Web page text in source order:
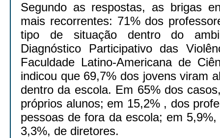
Segundo as respostas, as brigas
mais recorrentes: 71% dos
tipo de situação dentro do
Diagnóstico Participativo das
Faculdade Latino-Americana de
indicou que 69,7% dos jovens viram
dentro da escola. Em 65% dos
próprios alunos; em 15,2% , dos
pessoas de fora da escola; em
3,3%, de diretores.